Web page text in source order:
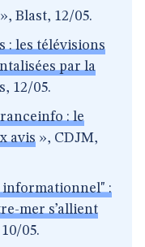
», Blast, 12/05.
: les télévisions
par la
12/05.
: le
avis », CDJM,
informationnel" :
mer s’allient
05.